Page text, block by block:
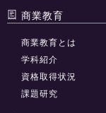
商業教育
商業教育とは
学科紹介
資格取得状況
課題研究